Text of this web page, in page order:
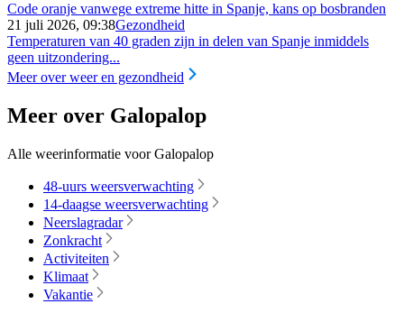
Code oranje vanwege extreme hitte in Spanje, kans op bosbranden
21 juli 2026, 09:38Gezondheid
Temperaturen van 40 graden zijn in delen van Spanje inmiddels
geen uitzondering...
Meer over weer en gezondheid
Meer over Galopalop
Alle weerinformatie voor Galopalop
48-uurs weersverwachting
14-daagse weersverwachting
Neerslagradar
Zonkracht
Activiteiten
Klimaat
Vakantie